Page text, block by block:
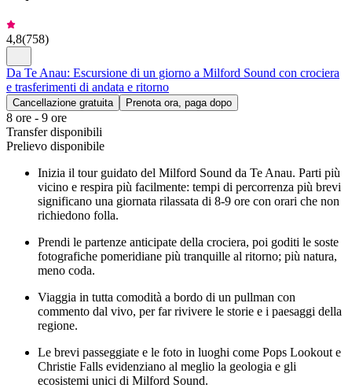
4,8(758)
Da Te Anau: Escursione di un giorno a Milford Sound con crociera
e trasferimenti di andata e ritorno
Cancellazione gratuita Prenota ora, paga dopo
8 ore - 9 ore
Transfer disponibili
Prelievo disponibile
Inizia il tour guidato del Milford Sound da Te Anau. Parti più
vicino e respira più facilmente: tempi di percorrenza più brevi
significano una giornata rilassata di 8-9 ore con orari che non
richiedono folla.
Prendi le partenze anticipate della crociera, poi goditi le soste
fotografiche pomeridiane più tranquille al ritorno; più natura,
meno coda.
Viaggia in tutta comodità a bordo di un pullman con
commento dal vivo, per far rivivere le storie e i paesaggi della
regione.
Le brevi passeggiate e le foto in luoghi come Pops Lookout e
Christie Falls evidenziano al meglio la geologia e gli
ecosistemi unici di Milford Sound.